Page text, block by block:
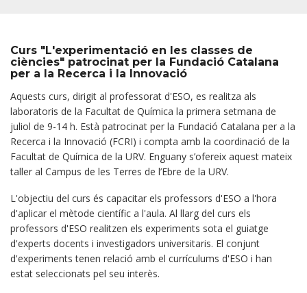
Curs "L'experimentació en les classes de
ciències" patrocinat per la Fundació Catalana
per a la Recerca i la Innovació
Aquests curs, dirigit al professorat d'ESO, es realitza als
laboratoris de la Facultat de Química la primera setmana de
juliol de 9-14 h. Està patrocinat per la Fundació Catalana per a la
Recerca i la Innovació (FCRI) i compta amb la coordinació de la
Facultat de Química de la URV. Enguany s’ofereix aquest mateix
taller al Campus de les Terres de l’Ebre de la URV.
L'objectiu del curs és capacitar els professors d'ESO a l'hora
d'aplicar el mètode científic a l'aula. Al llarg del curs els
professors d'ESO realitzen els experiments sota el guiatge
d'experts docents i investigadors universitaris. El conjunt
d'experiments tenen relació amb el currículums d'ESO i han
estat seleccionats pel seu interès.